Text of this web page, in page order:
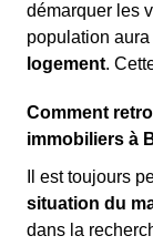
démarquer les
population
logement.
Comment
immobiliers à
Il est toujours
situation du
dans la